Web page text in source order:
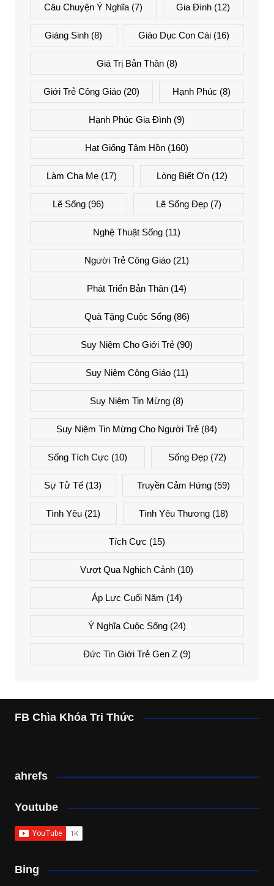
Câu Chuyện Ý Nghĩa(7) Gia Đình (12)
Giáng Sinh (8) Giáo Dục Con Cái(16)
Giá Trị Bản Thân(8)
Giới Trẻ Công Giáo(20) Hạnh Phúc (8)
Hạnh Phúc Gia Đình (9)
Hạt Giống Tâm Hồn (160)
Làm Cha Mẹ (17) Lòng Biết Ơn(12)
Lẽ Sống (96) Lẽ Sống Đẹp(7)
Nghệ Thuật Sống (11)
Người Trẻ Công Giáo (21)
Phát Triển Bản Thân (14)
Quà Tặng Cuộc Sống(86)
Suy Niệm Cho Giới Trẻ (90)
Suy Niệm Công Giáo(11)
Suy Niệm Tin Mừng (8)
Suy Niệm Tin Mừng Cho Người Trẻ (84)
Sống Tích Cực (10) Sống Đẹp (72)
Sự Tử Tế (13) Truyền Cảm Hứng(59)
Tình Yêu (21) Tình Yêu Thương(18)
Tích Cực (15)
Vượt Qua Nghịch Cảnh (10)
Áp Lực Cuối Năm (14)
Ý Nghĩa Cuộc Sống(24)
Đức Tin Giới Trẻ Gen Z(9)
FB Chìa Khóa Tri Thức
ahrefs
Youtube
Bing